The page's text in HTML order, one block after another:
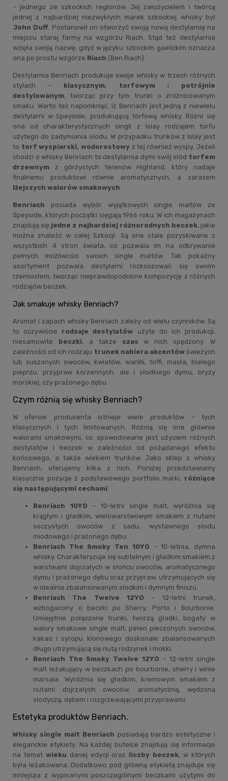
– jednego ze szkockich regionów. Jej założycielem i twórcą
jednej z najbardziej niezwykłych marek szkockiej whisky był
John Duff. Postanowił on otworzyć swoją nową destylarnię na
miejscu starej farmy na wzgórzu Riach. Stąd też destylarnia
wzięła swoją nazwę, gdyż w języku szkockim gaelickim oznacza
ona po prostu wzgórze Riach (Ben Riach).
Destylarnia Benriach produkuje swoje whisky w trzech różnych
stylach – klasycznym, torfowym i potrójnie
destylowanym, tworząc przy tym trunki o zróżnicowanym
smaku. Warto też napomknąć, iż Benriach jest jedną z niewielu
destylarni w Speyside, produkującą torfową whisky. Różni się
ona od charakterystycznych singli z Islay rodzajem torfu
użytego do zadymiania słodu. W przypadku trunków z Islay jest
to torf wyspiarski, wodorostowyz tej również wyspy. Jeżeli
chodzi o whisky Benriach to destylarnia dymi swój słód torfem
drzewnym z górzystych terenów Highland, który nadaje
finalnemu produktowi równie aromatycznych, a zarazem
lżejszych walorów smakowych.
Benriach posiada wybór wyjątkowych single maltów ze
Speyside, których początki sięgają 1966 roku. W ich magazynach
znajdują się jedne z najbardziej różnorodnych beczek, jakie
można znaleźć w całej Szkocji. Są one stale pozyskiwane z
wszystkich 4 stron świata, co pozwala im na odkrywanie
pełnych możliwości swoich single maltów. Tak pokaźny
asortyment pozwala destylarni rozkoszować się swoim
rzemiosłem, tworząc nieprawdopodobne kompozycję z różnych
rodzajów beczek.
Jak smakuje whisky Benriach?
Aromat i zapach whisky Benriach zależy od wielu czynników. Są
to oczywiście rodzaje destylatów użyte do ich produkcji,
niesamowite beczki, a także czas w nich spędzony. W
zależności od ich rodzaju trunek nabiera akcentówświeżych
lub suszonych owoców, kwiatów, wanilii, toffi, masła, białego
pieprzu, przypraw korzennych, ale i słodkiego dymu, bryzy
morskiej, czy prażonego dębu.
Czym różnią się whisky Benriach?
W ofercie producenta istnieje wiele produktów – tych
klasycznych i tych limitowanych. Różnią się one głównie
walorami smakowymi, co spowodowane jest użyciem różnych
destylatów i beczek w zależności od pożądanego efektu
końcowego, a także wiekiem trunków. Jako sklep z whisky
Benriach, oferujemy kilka z nich. Poniżej przedstawiamy
klasyczne pozycje z podstawowego portfolio marki, różniące
się następującymi cechami:
Benriach 10YO
– 10-letni single malt, wyróżnia się
krągłym i gładkim, wielowarstwowym smakiem z nutami
soczystych owoców z sadu, wystawnego słodu
miodowego i prażonego dębu.
Benriach The Smoky Ten 10YO – 10-letnia, dymna
whisky. Charakteryzuje się subtelnym i gładkim smakiem z
warstwami dojrzałych w słońcu owoców, aromatycznego
dymu i prażonego dębu oraz przypraw, utrzymujących się
w idealnie zbalansowanym słodkim i dymnym finiszu.
Benriach The Twelve 12YO – 12-letni trunek,
wzbogacony o beczki po Sherry, Porto i Bourbonie.
Umiejętnie połączone trunki, tworzą gładki, bogaty w
walory smakowe single malt, pełen pieczonych owoców,
kakao i syropu klonowego doskonale zbalansowanych
długo utrzymującą się nutą rodzynek i mokki.
Benriach The Smoky Twelve 12YO – 12-letni single
malt leżakujący w beczkach po bourbonie, sherry i winie
marsala. Wyróżnia się gładkim, kremowym smakiem z
nutami dojrzałych owoców, aromatyczną, wędzoną
słodyczą, dębem i rozgrzewającymi przyprawami.
Estetyka produktów Benriach.
Whisky single malt Benriach posiadają bardzo estetyczne i
eleganckie etykiety. Na każdej butelce znajdują się informacje
na temat wieku danej edycji oraz liczby beczek, w których
była leżakowana. Dodatkowo pod główną etykietą znajduje się
mniejsza z wypisanymi poszczególnymi beczkami użytymi do